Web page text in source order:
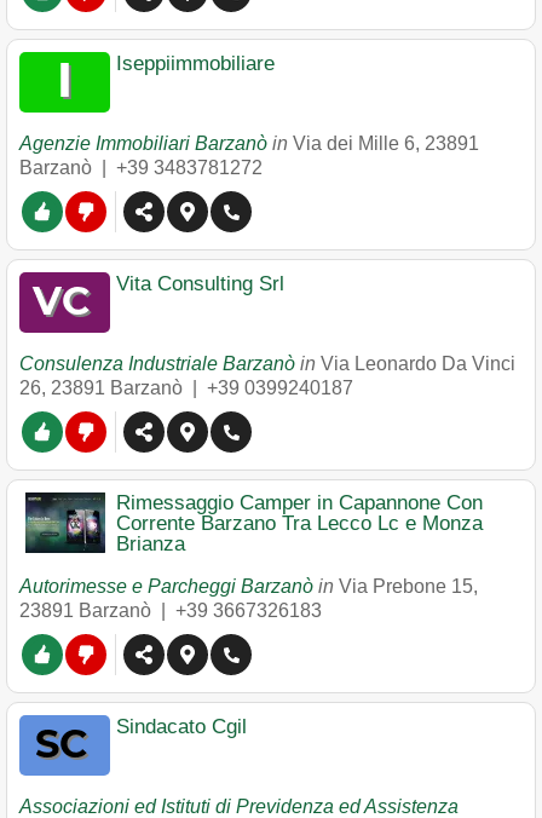
Iseppiimmobiliare
Agenzie Immobiliari Barzanò in Via dei Mille 6, 23891
Barzanò
+39 3483781272
Vita Consulting Srl
Consulenza Industriale Barzanò in Via Leonardo Da Vinci
26, 23891 Barzanò +39 0399240187
Rimessaggio Camper in Capannone Con
Corrente Barzano Tra Lecco Lc e Monza
Brianza
Autorimesse e Parcheggi Barzanò in Via Prebone 15,
23891 Barzanò +39 3667326183
Sindacato Cgil
Associazioni ed Istituti di Previdenza ed Assistenza